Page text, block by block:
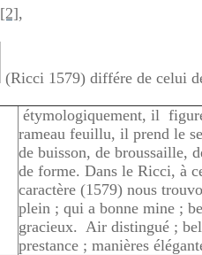
[2],
(Ricci 1579) différe de celui
étymologiquement, il
rameau feuillu, il prend le
de buisson, de broussaille,
de forme. Dans le Ricci, à
caractère (1579) nous
plein ; qui a bonne mine ;
gracieux. Air distingué ;
prestance ; manières